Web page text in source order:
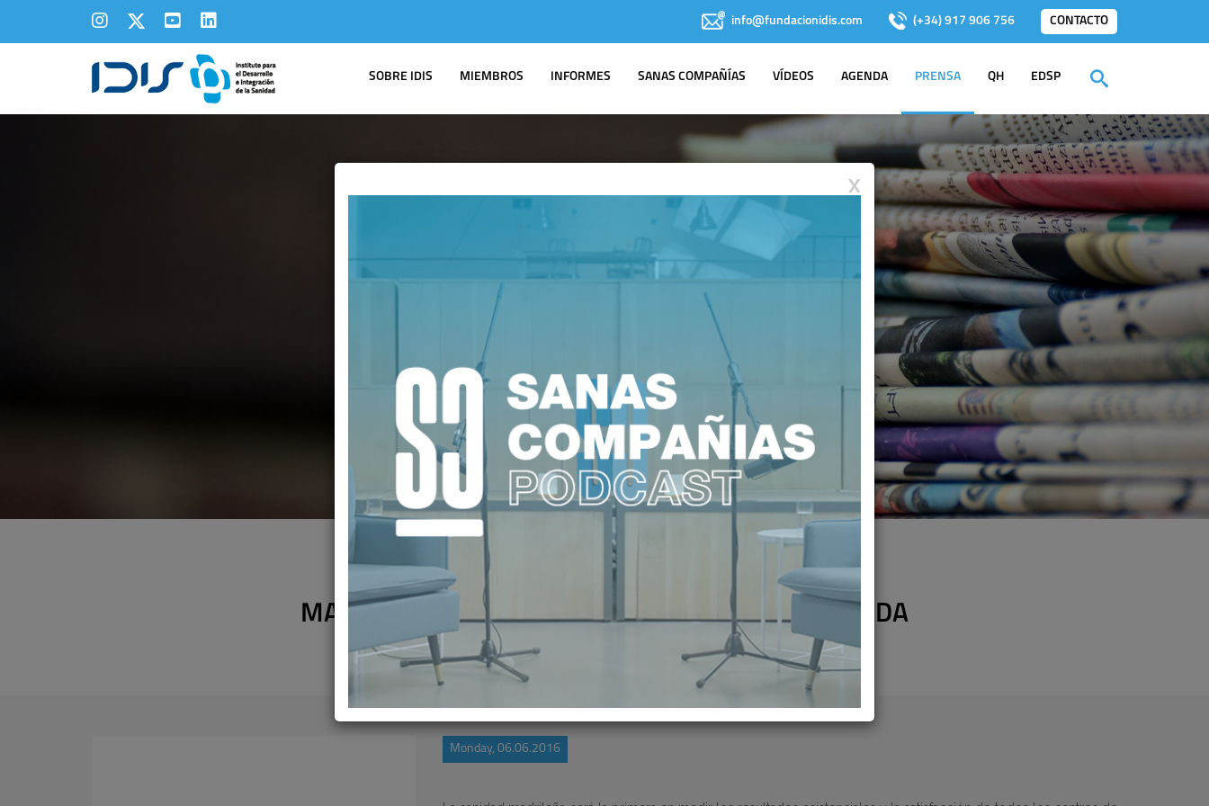
info@fundacionidis.com (+34) 917 906 756 CONTACTO
SOBRE IDIS MIEMBROS INFORMES SANAS COMPAÑÍAS VÍDEOS AGENDA PRENSA QH EDSP
IDIS EN LOS MEDIOS
MADRID COMPARARÁ GESTIÓN PÚBLICA Y PRIVADA
Monday, 06.06.2016
X